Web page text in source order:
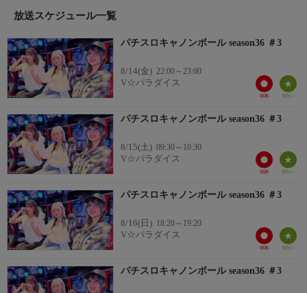
放送スケジュール一覧
パチスロキャノンボール season36 ＃3
8/14(金) 22:00～23:00
V☆パラダイス
パチスロキャノンボール season36 ＃3
8/15(土) 09:30～10:30
V☆パラダイス
パチスロキャノンボール season36 ＃3
8/16(日) 18:20～19:20
V☆パラダイス
パチスロキャノンボール season36 ＃3